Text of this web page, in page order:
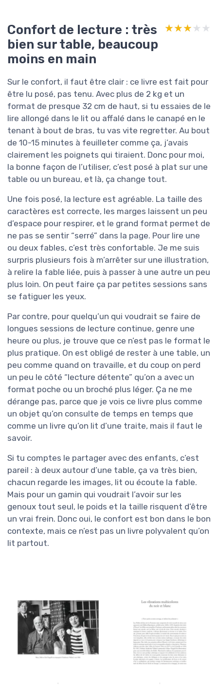
Confort de lecture : très
bien sur table, beaucoup
moins en main
★★★★★
★★★★★
Sur le confort, il faut être clair : ce livre est fait pour
être lu posé, pas tenu. Avec plus de 2 kg et un
format de presque 32 cm de haut, si tu essaies de le
lire allongé dans le lit ou affalé dans le canapé en le
tenant à bout de bras, tu vas vite regretter. Au bout
de 10-15 minutes à feuilleter comme ça, j’avais
clairement les poignets qui tiraient. Donc pour moi,
la bonne façon de l’utiliser, c’est posé à plat sur une
table ou un bureau, et là, ça change tout.
Une fois posé, la lecture est agréable. La taille des
caractères est correcte, les marges laissent un peu
d’espace pour respirer, et le grand format permet de
ne pas se sentir “serré” dans la page. Pour lire une
ou deux fables, c’est très confortable. Je me suis
surpris plusieurs fois à m’arrêter sur une illustration,
à relire la fable liée, puis à passer à une autre un peu
plus loin. On peut faire ça par petites sessions sans
se fatiguer les yeux.
Par contre, pour quelqu’un qui voudrait se faire de
longues sessions de lecture continue, genre une
heure ou plus, je trouve que ce n’est pas le format le
plus pratique. On est obligé de rester à une table, un
peu comme quand on travaille, et du coup on perd
un peu le côté “lecture détente” qu’on a avec un
format poche ou un broché plus léger. Ça ne me
dérange pas, parce que je vois ce livre plus comme
un objet qu’on consulte de temps en temps que
comme un livre qu’on lit d’une traite, mais il faut le
savoir.
Si tu comptes le partager avec des enfants, c’est
pareil : à deux autour d’une table, ça va très bien,
chacun regarde les images, lit ou écoute la fable.
Mais pour un gamin qui voudrait l’avoir sur les
genoux tout seul, le poids et la taille risquent d’être
un vrai frein. Donc oui, le confort est bon dans le bon
contexte, mais ce n’est pas un livre polyvalent qu’on
lit partout.